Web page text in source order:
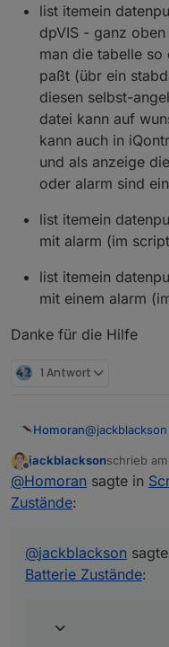
list itemein
dpVIS - ganz
man die tabelle so
paßt (übr ein
diesen selbst-
datei kann auf
kann auch in
und als anzeige
oder alarm sind
list itemein
mit alarm (im
list itemein
mit einem alarm
Danke für die Hilfe
1 Antwort
Homoran@jackblackson
bei mir sieht
Gibt es die
bzw. ein
Offline
jackblacksonschrieb am
zuletzt
@Homoran sagte in
Zustände:
@jackblackson
Batterie Zustände: